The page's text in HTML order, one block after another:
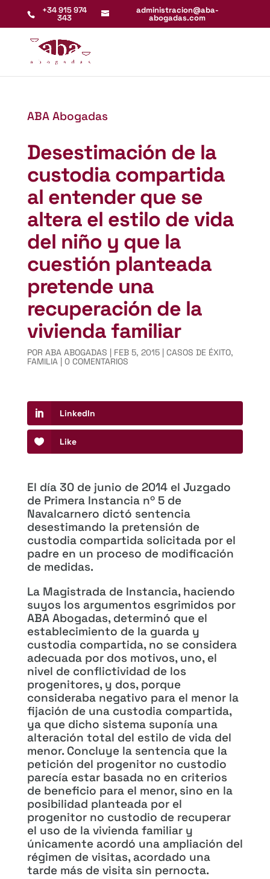
+34 915 974
343
administracion@aba-
abogadas.com
ABA Abogadas
Desestimación de la
custodia compartida
al entender que se
altera el estilo de vida
del niño y que la
cuestión planteada
pretende una
recuperación de la
vivienda familiar
POR ABA ABOGADAS | FEB 5, 2015| CASOS DE ÉXITO,
FAMILIA| 0 COMENTARIOS
LinkedIn
Like
El día 30 de junio de 2014 el Juzgado
de Primera Instancia nº 5 de
Navalcarnero dictó sentencia
desestimando la pretensión de
custodia compartida solicitada por el
padre en un proceso de modificación
de medidas.
La Magistrada de Instancia, haciendo
suyos los argumentos esgrimidos por
ABA Abogadas, determinó que el
establecimiento de la guarda y
custodia compartida, no se considera
adecuada por dos motivos, uno, el
nivel de conflictividad de los
progenitores, y dos, porque
consideraba negativo para el menor la
fijación de una custodia compartida,
ya que dicho sistema suponía una
alteración total del estilo de vida del
menor. Concluye la sentencia que la
petición del progenitor no custodio
parecía estar basada no en criterios
de beneficio para el menor, sino en la
posibilidad planteada por el
progenitor no custodio de recuperar
el uso de la vivienda familiar y
únicamente acordó una ampliación del
régimen de visitas, acordado una
tarde más de visita sin pernocta.